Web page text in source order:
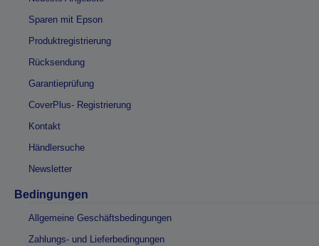
Sparen mit Epson
Produktregistrierung
Rücksendung
Garantieprüfung
CoverPlus- Registrierung
Kontakt
Händlersuche
Newsletter
Bedingungen
Allgemeine Geschäftsbedingungen
Zahlungs- und Lieferbedingungen